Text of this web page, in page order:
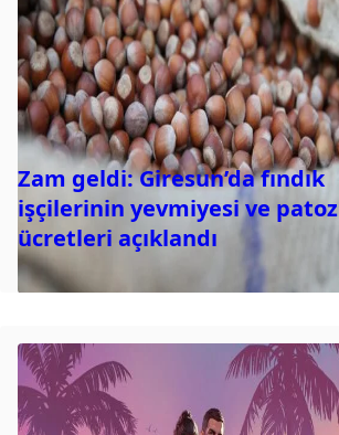
Zam geldi: Giresun’da fındık
işçilerinin yevmiyesi ve patoz
ücretleri açıklandı